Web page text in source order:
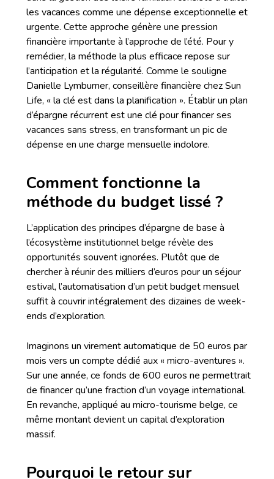
les vacances comme une dépense exceptionnelle et
urgente. Cette approche génère une pression
financière importante à l’approche de l’été. Pour y
remédier, la méthode la plus efficace repose sur
l’anticipation et la régularité. Comme le souligne
Danielle Lymburner, conseillère financière chez Sun
Life, « la clé est dans la planification ». Établir un plan
d’épargne récurrent est une clé pour financer ses
vacances sans stress, en transformant un pic de
dépense en une charge mensuelle indolore.
Comment fonctionne la
méthode du budget lissé ?
L’application des principes d’épargne de base à
l’écosystème institutionnel belge révèle des
opportunités souvent ignorées. Plutôt que de
chercher à réunir des milliers d’euros pour un séjour
estival, l’automatisation d’un petit budget mensuel
suffit à couvrir intégralement des dizaines de week-
ends d’exploration.
Imaginons un virement automatique de 50 euros par
mois vers un compte dédié aux « micro-aventures ».
Sur une année, ce fonds de 600 euros ne permettrait
de financer qu’une fraction d’un voyage international.
En revanche, appliqué au micro-tourisme belge, ce
même montant devient un capital d’exploration
massif.
Pourquoi le retour sur